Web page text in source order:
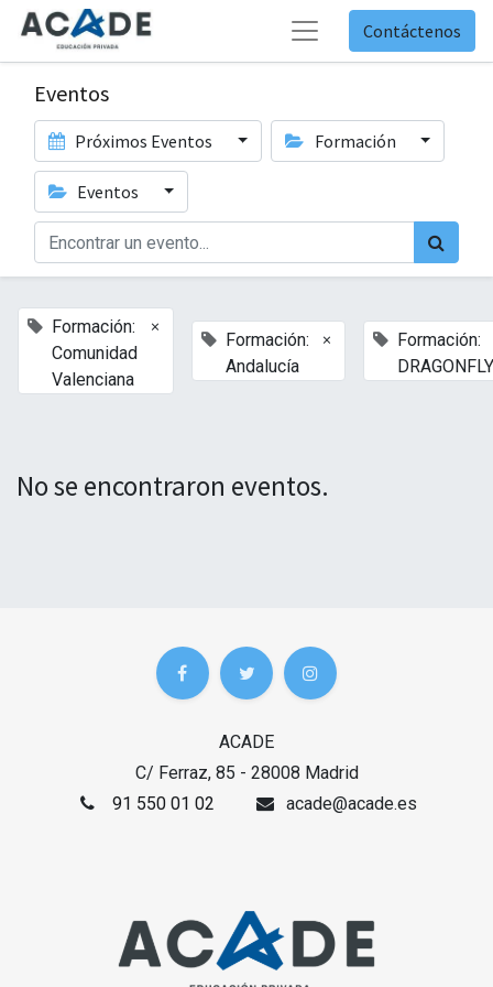
Contáctenos
Eventos
Próximos Eventos Formación
Eventos
Formación:
Comunidad
Valenciana
×
Formación:
Andalucía
×
Formación:
DRAGONFLY
No se encontraron eventos.
ACADE
C/ Ferraz, 85 - 28008 Madrid
91 550 01 02
acade@acade.es